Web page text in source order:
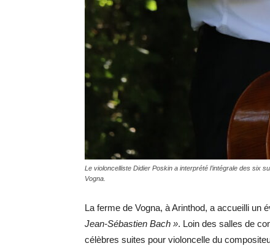
Le violoncelliste Didier Poskin a interprété l’intégrale des six
Vogna.
La ferme de Vogna, à Arinthod, a accueilli un
Jean-Sébastien Bach ». Loin des salles de
célèbres suites pour violoncelle du